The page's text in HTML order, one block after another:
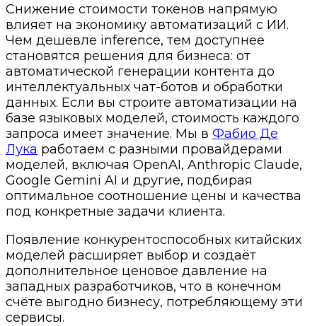
Снижение стоимости токенов напрямую
влияет на экономику автоматизаций с ИИ.
Чем дешевле inference, тем доступнее
становятся решения для бизнеса: от
автоматической генерации контента до
интеллектуальных чат-ботов и обработки
данных. Если вы строите автоматизации на
базе языковых моделей, стоимость каждого
запроса имеет значение. Мы в Фабио Де
Лука работаем с разными провайдерами
моделей, включая OpenAI, Anthropic Claude,
Google Gemini AI и другие, подбирая
оптимальное соотношение цены и качества
под конкретные задачи клиента.
Появление конкурентоспособных китайских
моделей расширяет выбор и создаёт
дополнительное ценовое давление на
западных разработчиков, что в конечном
счёте выгодно бизнесу, потребляющему эти
сервисы.